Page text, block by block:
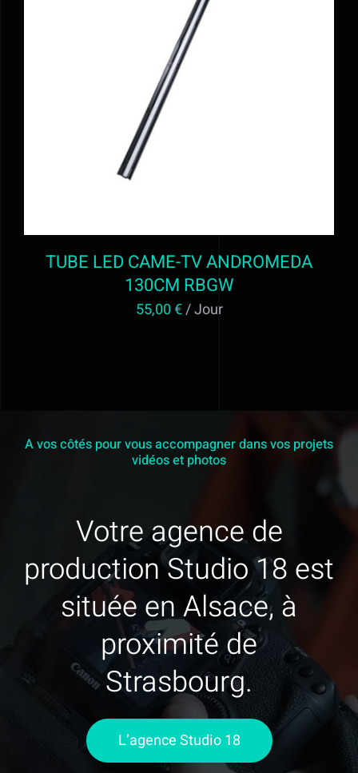
Fonds et sols
Location STUDIO PHOTO VIDEO ET
MATERIEL AUDIOVISUEL à Valff entre
Contact
AJOUTER AU PANIER
TUBE LED CAME-TV ANDROMEDA
130CM RBGW
55,00€/ Jour
A vos côtés pour vous accompagner dans vos projets
vidéos et photos
Votre agence de
production Studio 18 est
située en Alsace, à
proximité de
Strasbourg.
L’agence Studio 18